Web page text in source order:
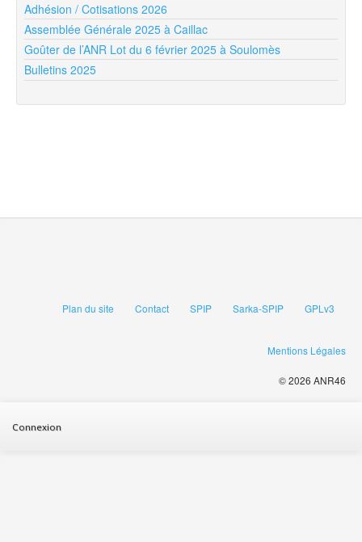
Adhésion / Cotisations 2026
Assemblée Générale 2025 à Caillac
Goûter de l’ANR Lot du 6 février 2025 à Soulomès
Bulletins 2025
Plan du site Contact SPIP Sarka-SPIP GPLv3
Mentions Légales
© 2026 ANR46
Connexion